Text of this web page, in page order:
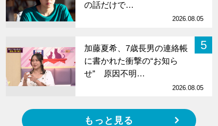
の話だけで…
2026.08.05
5
加藤夏希、7歳長男の連絡帳
に書かれた衝撃の“お知ら
せ” 原因不明…
2026.08.05
もっと見る